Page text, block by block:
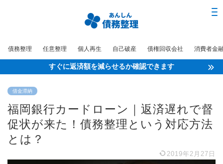
債務整理 任意整理 個人再生 自己破産 債権回収会社 消費者金
すぐに返済額を減らせるか確認できます
借金滞納
福岡銀行カードローン｜返済遅れで督
促状が来た！債務整理という対応方法
とは？
2019年2月27日